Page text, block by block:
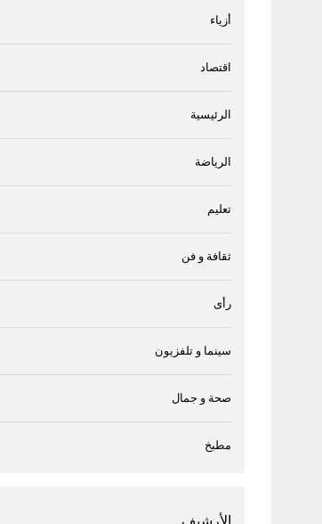
أزياء
اقتصاد
الرئيسية
الرياضة
تعليم
ثقافة و فن
رأى
سينما و تلفزيون
صحة و جمال
مطبخ